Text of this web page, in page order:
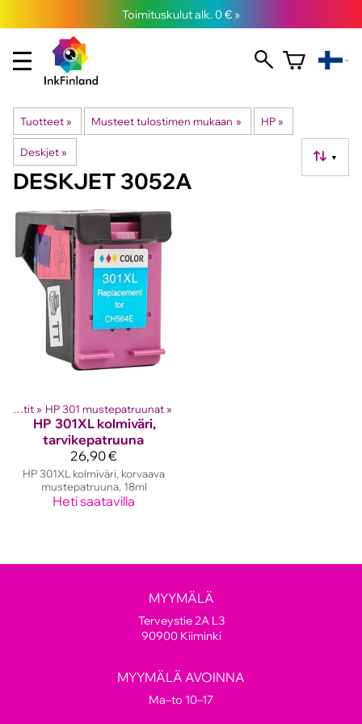
Toimituskulut alk. 0 € »
Tuotteet ‪» Musteet tulostimen mukaan ‪» HP ‪»
Deskjet ‪» ▼
DESKJET 3052A
HP mustekasetit ‪» HP 301 mustepatruunat ‪»
HP 301XL kolmiväri,
tarvikepatruuna
26,90 €
HP 301XL kolmiväri, korvaava
mustepatruuna, 18ml
Heti saatavilla
MYYMÄLÄ
Terveystie 2A L3
90900 Kiiminki
MYYMÄLÄ AVOINNA
Ma–to 10–17